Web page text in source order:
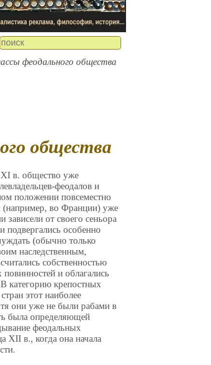
феодального общества
общества
в. общество уже
феодалов и
положении повсеместно
(например, во Франции) уже
от своего сеньора
особенно
(обычно только
наследственным,
собственностью
и облагались
категорию крепостных
этот наиболее
они уже не были рабами в
была определяющей
феодальных
XII в., когда она начала